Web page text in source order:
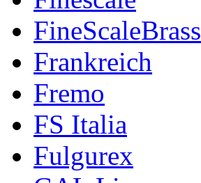
FineScaleBrass
Frankreich
Fremo
FS Italia
Fulgurex